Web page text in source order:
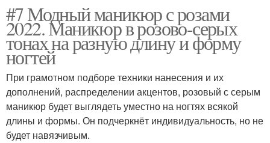
#7 Модный маникюр с розами
2022. Маникюр в розово-серых
тонах на разную длину и форму
ногтей
При грамотном подборе техники нанесения и их
дополнений, распределении акцентов, розовый с серым
маникюр будет выглядеть уместно на ногтях всякой
длины и формы. Он подчеркнёт индивидуальность, но не
будет навязчивым.